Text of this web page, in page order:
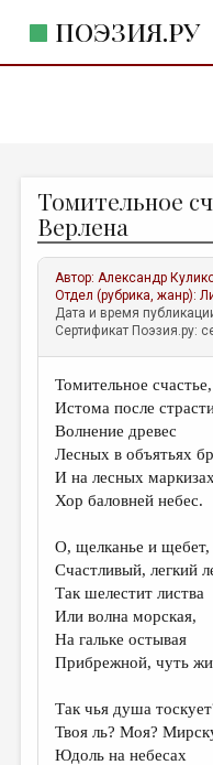
ПОЭЗИЯ.РУ
ЖАНРЫ
АВТОРЫ
КОММЕНТАРИИ
ЛИТСАЛОН
ПРАВИЛА САЙТА
ОТДЕЛЫ И РУБРИКИ
ИЗБРАННОЕ
ПРОИЗВЕДЕНИЯ
ПЕРЕВОДЫ
КОНКУРСЫ
КНИЖНАЯ ПОЛКА
ОБЗОР ЛИТЕРАТУРЫ
Томительное
Верлена
Автор:Александр
Отдел (рубрика, жанр):
Дата и время
Сертификат Поэзия.ру:
Томительное счастье,
Истома после
Волнение древес
Лесных в объятьях
И на лесных маркизах
Хор баловней небес.
О, щелканье и щебет,
Счастливый, легкий
Так шелестит листва
Или волна морская,
На гальке остывая
Прибрежной, чуть
Так чья душа
Твоя ль? Моя?
Юдоль на небесах